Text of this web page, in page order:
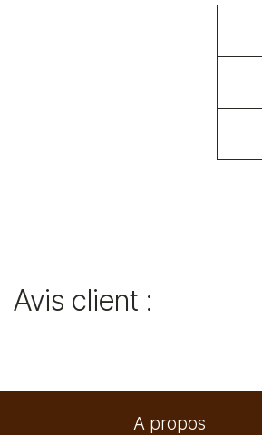
Avis client :
A propos